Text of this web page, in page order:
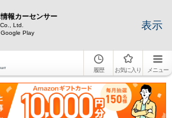
報カーセンサー
Ltd.
Play
表示
履歴 お気に入り メニュー